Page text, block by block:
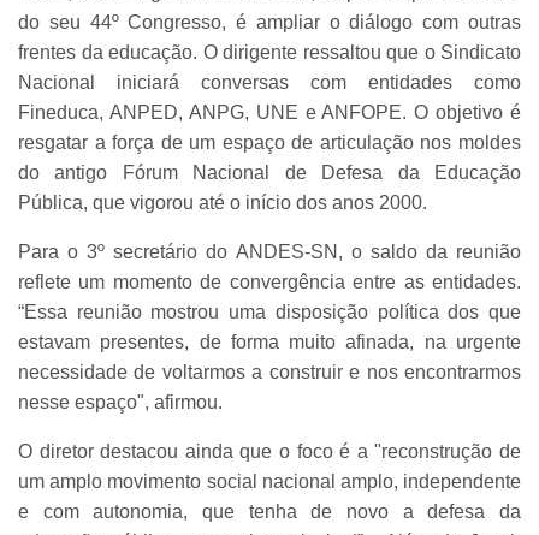
do seu 44º Congresso, é ampliar o diálogo com outras
frentes da educação. O dirigente ressaltou que o Sindicato
Nacional iniciará conversas com entidades como
Fineduca, ANPED, ANPG, UNE e ANFOPE. O objetivo é
resgatar a força de um espaço de articulação nos moldes
do antigo Fórum Nacional de Defesa da Educação
Pública, que vigorou até o início dos anos 2000.
Para o 3º secretário do ANDES-SN, o saldo da reunião
reflete um momento de convergência entre as entidades.
“Essa reunião mostrou uma disposição política dos que
estavam presentes, de forma muito afinada, na urgente
necessidade de voltarmos a construir e nos encontrarmos
nesse espaço", afirmou.
O diretor destacou ainda que o foco é a "reconstrução de
um amplo movimento social nacional amplo, independente
e com autonomia, que tenha de novo a defesa da